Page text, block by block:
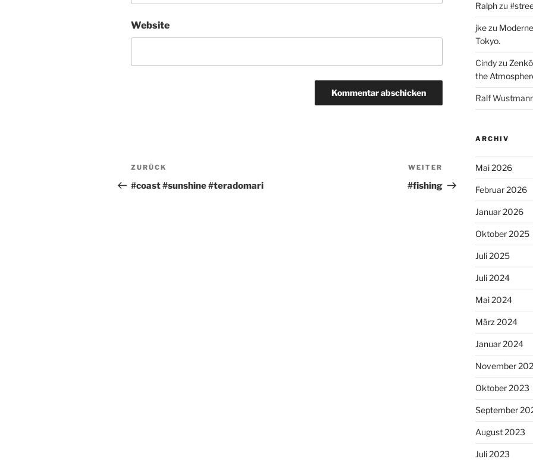
Website
Beitragsnavigation
Vorheriger
Beitrag
ZURÜCK
#coast #sunshine #teradomari
Nächster
Beitrag
WEITER
#fishing
Ralphzu
jkezu
Tokyo.
Cindyzu
the
Ralf
ARCHIV
Mai 2026
Februar 2026
Januar 2026
Oktober 2025
Juli 2025
Juli 2024
Mai 2024
März 2024
Januar 2024
November
Oktober 2023
September
August 2023
Juli 2023